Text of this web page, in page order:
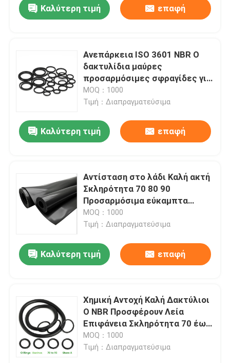
Καλύτερη τιμή επαφή
Ανεπάρκεια ISO 3601 NBR O
δακτυλίδια μαύρες
προσαρμόσιμες σφραγίδες για
υδραυλικό υδραυλικό
εξοπλισμό και
βιομηχανικών μηχανών
MOQ：1000
Τιμή：Διαπραγματεύσιμα
Καλύτερη τιμή επαφή
Αντίσταση στο λάδι Καλή ακτή
Σκληρότητα 70 80 90
Προσαρμόσιμα εύκαμπτα
φύλλα καουτσούκ Ιδανικά για
λύσεις σφραγίσματος και
MOQ：1000
Τιμή：Διαπραγματεύσιμα
Καλύτερη τιμή επαφή
Χημική Αντοχή Καλή Δακτύλιοι
O NBR Προσφέρουν Λεία
Επιφάνεια Σκληρότητα 70 έως
90 Shore A Σφραγίδες για τις
Βιομηχανίες Πετρελαίου,
MOQ：1000
Τιμή：Διαπραγματεύσιμα